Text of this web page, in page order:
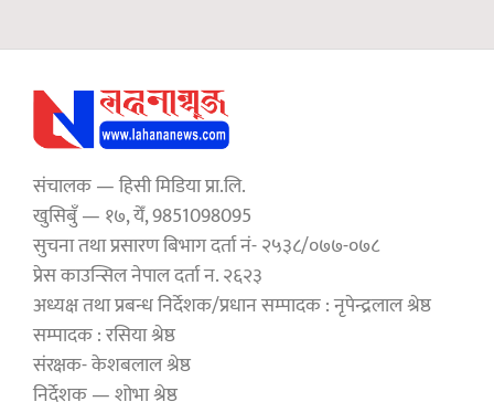
संचालक — हिसी मिडिया प्रा.लि.
खुसिबुँ — १७, येँ, 9851098095
सुचना तथा प्रसारण बिभाग दर्ता नं- २५३८/०७७-०७८
प्रेस काउन्सिल नेपाल दर्ता न. २६२३
अध्यक्ष तथा प्रबन्ध निर्देशक/प्रधान सम्पादक : नृपेन्द्रलाल श्रेष्ठ
सम्पादक : रसिया श्रेष्ठ
संरक्षक- केशबलाल श्रेष्ठ